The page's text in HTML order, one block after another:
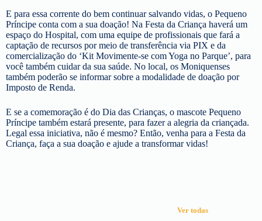
E para essa corrente do bem continuar salvando vidas, o Pequeno
Príncipe conta com a sua doação! Na Festa da Criança haverá um
espaço do Hospital, com uma equipe de profissionais que fará a
captação de recursos por meio de transferência via PIX e da
comercialização do ‘Kit Movimente-se com Yoga no Parque’, para
você também cuidar da sua saúde. No local, os Moniquenses
também poderão se informar sobre a modalidade de doação por
Imposto de Renda.
E se a comemoração é do Dia das Crianças, o mascote Pequeno
Príncipe também estará presente, para fazer a alegria da criançada.
Legal essa iniciativa, não é mesmo? Então, venha para a Festa da
Criança, faça a sua doação e ajude a transformar vidas!
Ver todas